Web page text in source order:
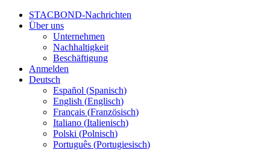
STACBOND-Nachrichten
Über uns
Unternehmen
Nachhaltigkeit
Beschäftigung
Anmelden
Deutsch
Español (Spanisch)
English (Englisch)
Français (Französisch)
Italiano (Italienisch)
Polski (Polnisch)
Português (Portugiesisch)